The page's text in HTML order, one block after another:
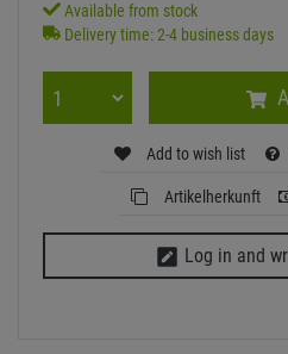
Available from stock
Delivery time: 2-4 business days
Add to wish list
Artikelherkunft
Log in and